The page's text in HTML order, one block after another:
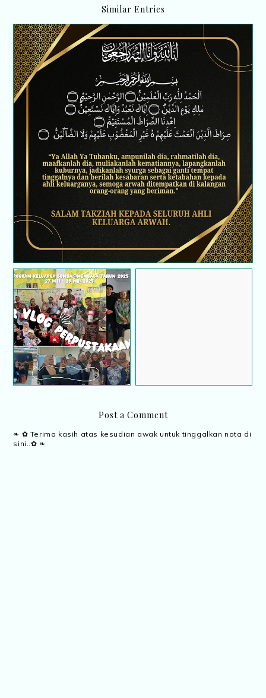
Similar Entries
Saat berita duka menyentuh jiwa
Video Menarik! Aktiviti
Membaca Bersama
Warga Bomba Kini Di
Youtube
Post a Comment
❧ ✿ Terima kasih atas kesudian awak untuk tinggalkan nota di
sini..✿ ❧